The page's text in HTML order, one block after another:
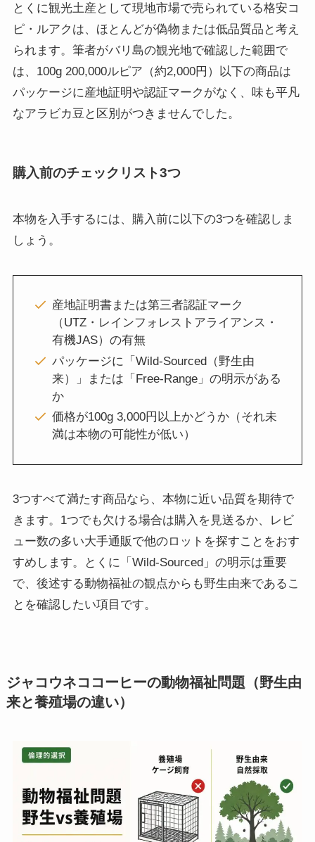
とくに観光土産として現地市場で売られている格安コ
ピ・ルアクは、ほとんどが偽物または低品質品と考え
られます。筆者がバリ島の観光地で確認した範囲で
は、100g 200,000ルピア（約2,000円）以下の商品は
パッケージに産地証明や認証マークがなく、味も平凡
なアラビカ豆と区別がつきませんでした。
購入前のチェックリスト3つ
本物を入手するには、購入前に以下の3つを確認しま
しょう。
産地証明書または第三者認証マーク
（UTZ・レインフォレストアライアンス・
有機JAS）の有無
パッケージに「Wild-Sourced（野生由
来）」または「Free-Range」の明示がある
か
価格が100g 3,000円以上かどうか（それ未
満は本物の可能性が低い）
3つすべて満たす商品なら、本物に近い品質を期待で
きます。1つでも欠ける場合は購入を見送るか、レビ
ュー数の多い大手通販で他のロットを探すことをおす
すめします。とくに「Wild-Sourced」の明示は重要
で、後述する動物福祉の観点からも野生由来であるこ
とを確認したい項目です。
ジャコウネココーヒーの動物福祉問題（野生由
来と養殖場の違い）